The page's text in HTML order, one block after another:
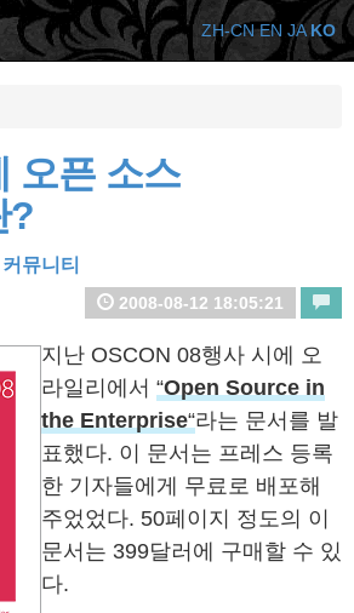
오픈 소스
?
커뮤니티
2008-08-12 18:05:21
지난 OSCON 08행사 시에 오
라일리에서 “Open Source in
the Enterprise“라는 문서를 발
표했다. 이 문서는 프레스 등록
한 기자들에게 무료로 배포해
주었었다. 50페이지 정도의 이
문서는 399달러에 구매할 수 있
다.
ZH-CN EN JA KO